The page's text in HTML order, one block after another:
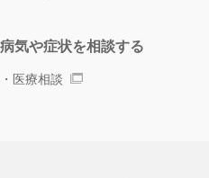
病気や症状を相談する
医療相談